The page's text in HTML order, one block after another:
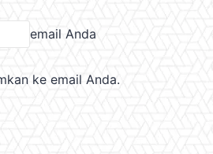
email Anda
ke email Anda.